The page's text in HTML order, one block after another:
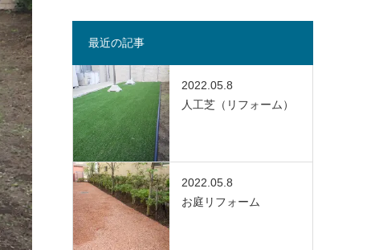
最近の記事
2022.05.8
人工芝（リフォーム）
2022.05.8
お庭リフォーム